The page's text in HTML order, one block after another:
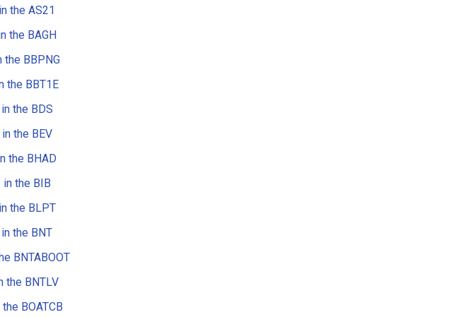
the AS21
the BAGH
the BBPNG
the BBT1E
the BDS
the BEV
the BHAD
the BIB
the BLPT
the BNT
BNTABOOT
the BNTLV
BOATCB